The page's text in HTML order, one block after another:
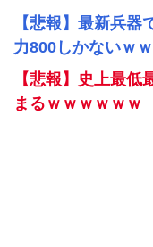
【悲報】最新兵
力800しかないｗ
【悲報】史上最
まるｗｗｗｗｗｗ